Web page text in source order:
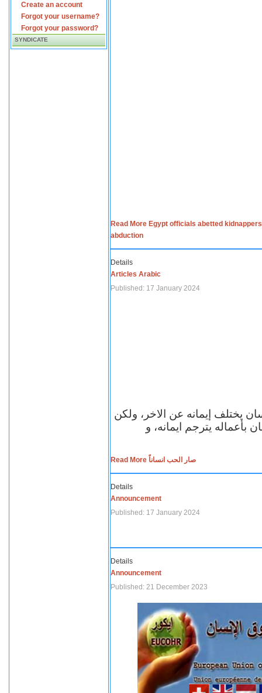
Create an account
Forgot your username?
Forgot your password?
SYNDICATE
Read More Egypt officials abetted
abduction
Details
Articles Arabic
Published: 17 January 2024
يختلف إيمانه عن الاخر، ولكن
بأعماله يترجم ايمانه، و
Read More صار الحب انساناً
Details
Announcement
Published: 17 January 2024
Details
Announcement
Published: 21 December 2023